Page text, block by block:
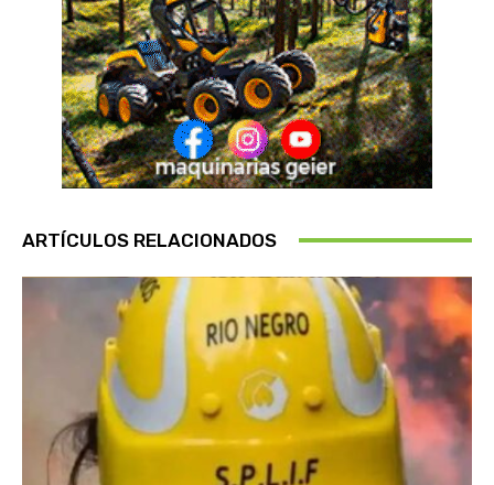
ARTÍCULOS RELACIONADOS